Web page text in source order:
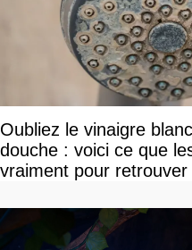
Oubliez le vinaigre
douche : voici ce que
vraiment pour